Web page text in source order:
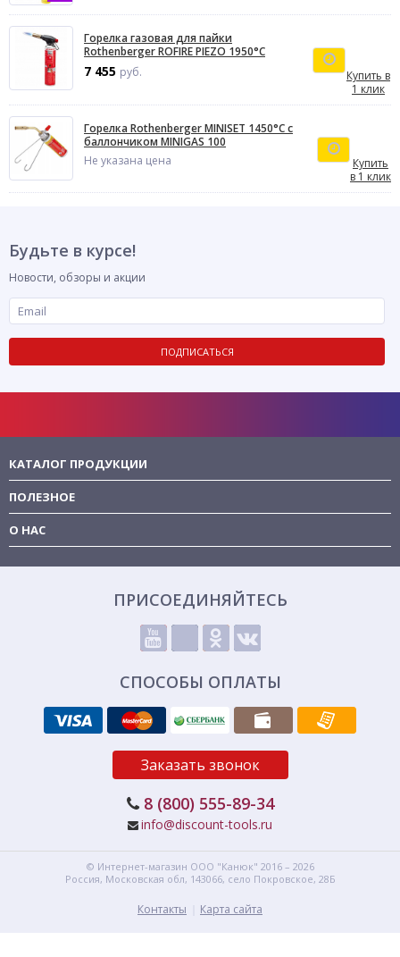
Горелка газовая для пайки
Rothenberger ROFIRE PIEZO 1950°C
7 455 руб.
Купить в
1 клик
Горелка Rothenberger MINISET 1450°C с
баллончиком MINIGAS 100
Не указана цена
Купить
в 1 клик
Будьте в курсе!
Новости, обзоры и акции
ПОДПИСАТЬСЯ
КАТАЛОГ ПРОДУКЦИИ
ПОЛЕЗНОЕ
О НАС
ПРИСОЕДИНЯЙТЕСЬ
СПОСОБЫ ОПЛАТЫ
Заказать звонок
8 (800) 555-89-34
info@discount-tools.ru
© Интернет-магазин ООО "Канюк" 2016 – 2026
Россия, Московская обл, 143066, село Покровское, 28Б
Контакты Карта сайта